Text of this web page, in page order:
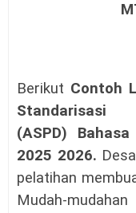
Berikut Contoh
(ASPD)
2025 2026.
pelatihan
Mudah-